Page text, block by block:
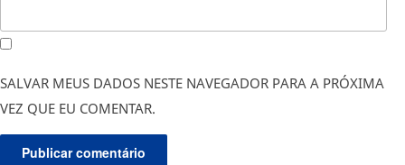
SALVAR MEUS DADOS NESTE NAVEGADOR PARA A PRÓXIMA
VEZ QUE EU COMENTAR.